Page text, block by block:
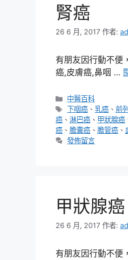
腎癌
26 6 月, 2017 作者:
有朋友因行動不便
癌,皮膚癌,鼻咽 …
分
類
中醫百科
標
籤
下咽癌 、乳癌 、前
癌 、 淋巴癌 、 甲狀腺癌
癌 、 膽囊癌 、 膽管癌 、
發佈留言
甲狀腺癌
26 6 月, 2017 作者:
有朋友因行動不便